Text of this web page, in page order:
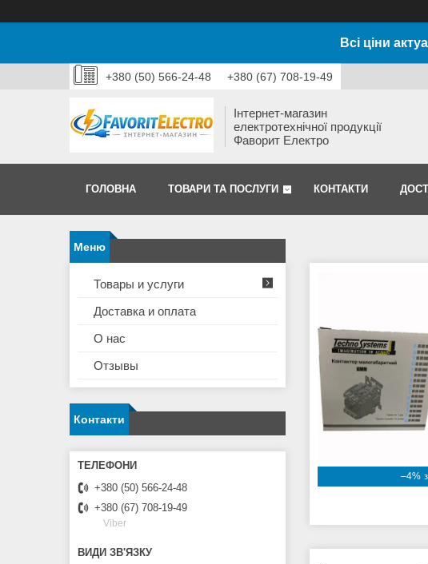
Всі ціни
+380 (50) 566-24-48 +380 (67) 708-19-49
Інтернет-магазин
електротехнічної продукції
Фаворит Електро
ГОЛОВНА ТОВАРИ ТА ПОСЛУГИ КОНТАКТИ
–4%
Товары и услуги
Доставка и оплата
О нас
Отзывы
Контакти
+380 (50) 566-24-48
+380 (67) 708-19-49
Viber